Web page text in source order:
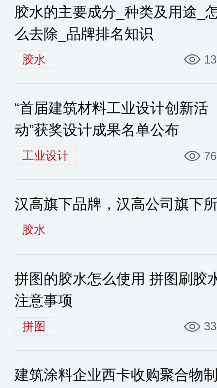
胶水的主要成分_种类及用途_
么去除_品牌排名知识
胶水
“首届建筑材料工业设计创新活
动”获奖设计成果名单公布
工业设计
汉高旗下品牌，汉高公司旗下
胶水
拼图的胶水怎么使用 拼图刷胶
注意事项
拼图
建筑涂料企业西卡收购聚合物